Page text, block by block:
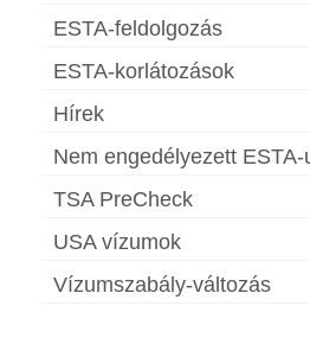
ESTA-feldolgozás
ESTA-korlátozások
Hírek
Nem engedélyezett ESTA-
TSA PreCheck
USA vízumok
Vízumszabály-változás